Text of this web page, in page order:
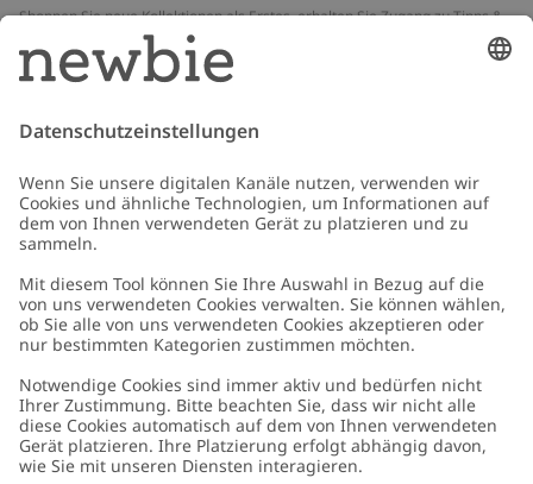
Shoppen Sie neue Kollektionen als Erstes, erhalten Sie Zugang zu Tipps &
Guides und profitieren Sie von exklusiven Angeboten
*Gilt nur für deine erste Bestellung und ist nicht mit anderen Rabatten
oder Angeboten kombinierbar. Gilt nicht für limitierte Artikel. Lies unsere
Schicken
Kundenservice
Kontaktieren Sie uns
Über uns